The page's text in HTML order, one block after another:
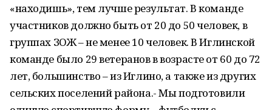
«находишь», тем лучше результат. В команде
участников должно быть от 20 до 50 человек, в
группах ЗОЖ – не менее 10 человек. В Иглинской
команде было 29 ветеранов в возрасте от 60 до 72
лет, большинство – из Иглино, а также из других
сельских поселений района.- Мы подготовили